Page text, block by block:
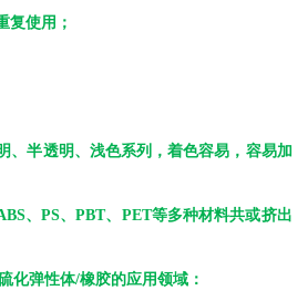
复使用；
、半透明、浅色系列，着色容易，容易加
、PS、PBT、 PET等多种材料共或挤出
化弹性体/橡胶的应用领域：